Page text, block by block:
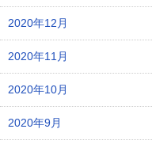
2020年12月
2020年11月
2020年10月
2020年9月